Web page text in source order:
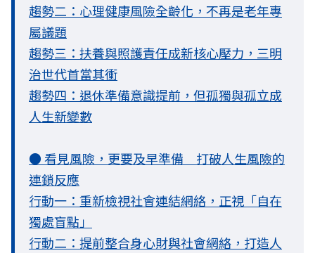
趨勢二：心理健康風險全齡化，不再是老年專
屬議題
趨勢三：扶養與照護責任成新核心壓力，三明
治世代首當其衝
趨勢四：退休準備意識提前，但孤獨與孤立成
人生新變數
● 看見風險，更要及早準備 打破人生風險的
連鎖反應
行動一：重新檢視社會連結網絡，正視「自在
獨處盲點」
行動二：提前整合身心財與社會網絡，打造人